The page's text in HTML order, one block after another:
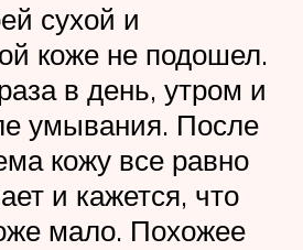
сухой и
коже не подошел.
в день, утром и
умывания. После
кожу все равно
и кажется, что
мало. Похожее